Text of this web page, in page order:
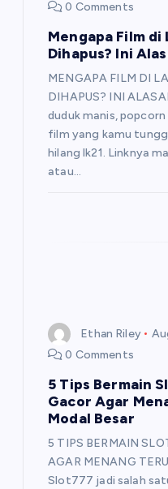
0 Comments
Mengapa Film di
Dihapus? Ini
MENGAPA FILM DI
DIHAPUS? INI
duduk manis,
film yang kamu
hilang lk21. Linknya
atau…
Ethan Riley
0 Comments
5 Tips Bermain
Gacor Agar
Modal Besar
5 TIPS BERMAIN
AGAR MENANG
Slot777 jadi salah